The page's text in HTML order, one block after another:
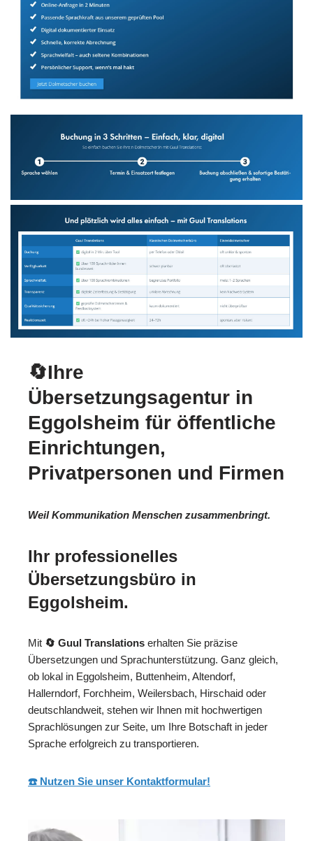
🔄Ihre
Übersetzungsagentur in
Eggolsheim für öffentliche
Einrichtungen,
Privatpersonen und Firmen
Weil Kommunikation Menschen zusammenbringt.
Ihr professionelles
Übersetzungsbüro in
Eggolsheim.
Mit 🔄 Guul Translations erhalten Sie präzise
Übersetzungen und Sprachunterstützung. Ganz gleich,
ob lokal in Eggolsheim, Buttenheim, Altendorf,
Hallerndorf, Forchheim, Weilersbach, Hirschaid oder
deutschlandweit, stehen wir Ihnen mit hochwertigen
Sprachlösungen zur Seite, um Ihre Botschaft in jeder
Sprache erfolgreich zu transportieren.
☎️ Nutzen Sie unser Kontaktformular!